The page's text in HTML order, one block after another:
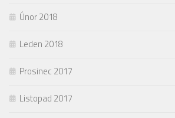
Únor 2018
Leden 2018
Prosinec 2017
Listopad 2017